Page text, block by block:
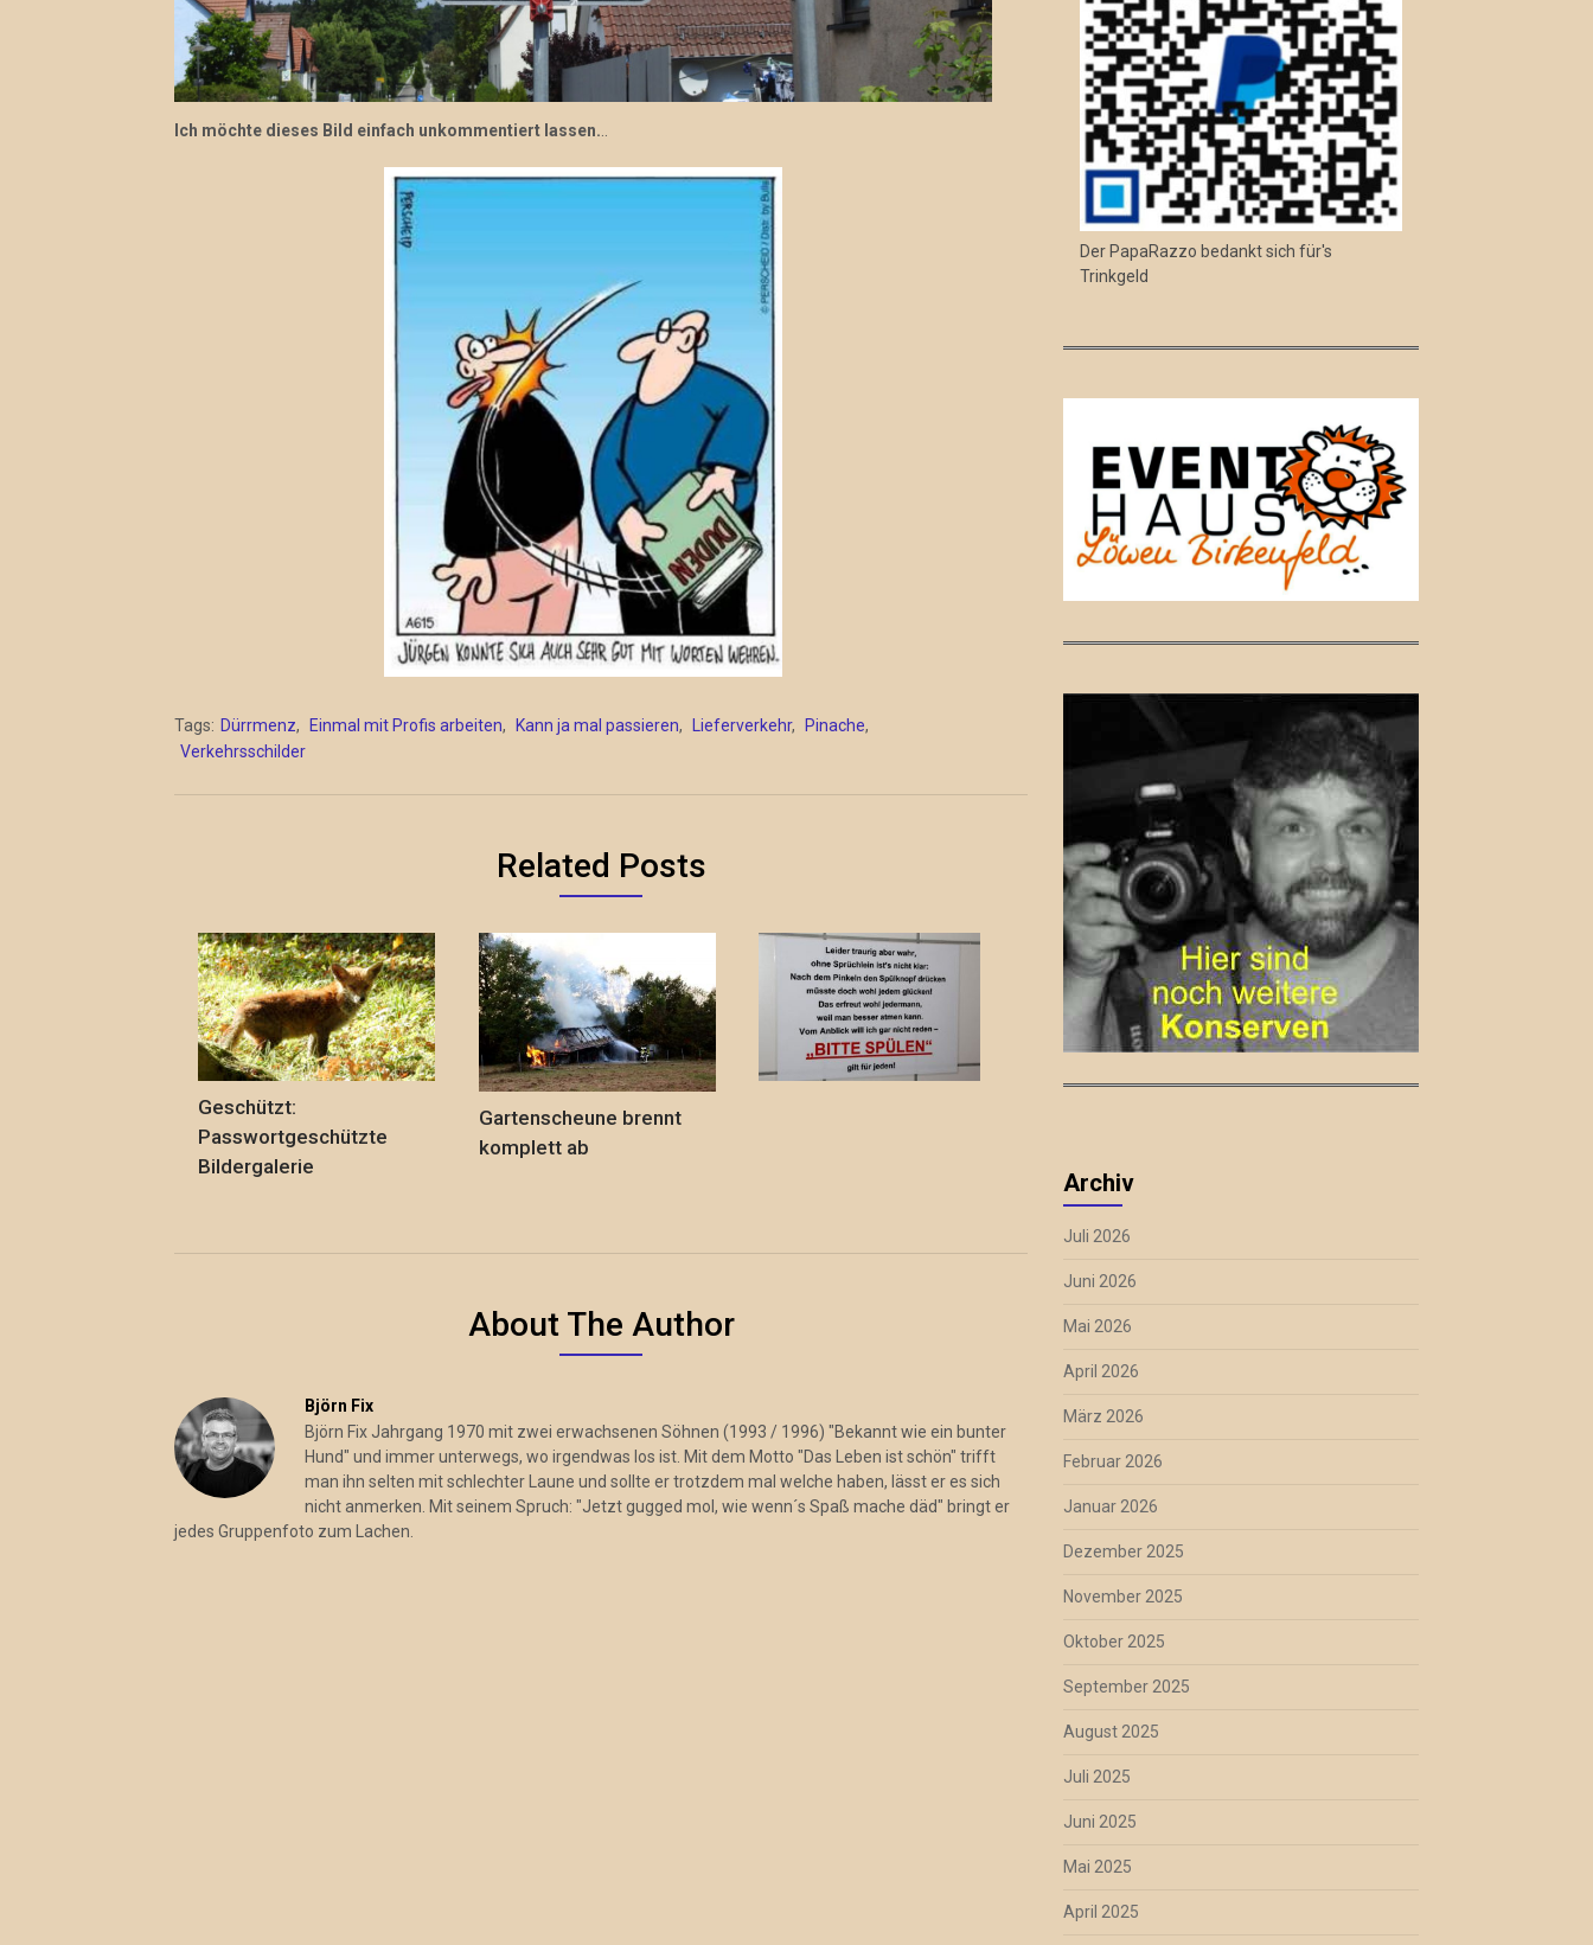
Ich möchte dieses Bild einfach unkommentiert lassen...
Tags: Dürrmenz, Einmal mit Profis arbeiten, Kann ja mal passieren, Lieferverkehr, Pinache,
Verkehrsschilder
Related Posts
Geschützt:
Passwortgeschützte
Bildergalerie
Gartenscheune brennt
komplett ab
About The Author
Björn Fix
Björn Fix Jahrgang 1970 mit zwei erwachsenen Söhnen (1993 / 1996) "Bekannt wie ein bunter
Hund" und immer unterwegs, wo irgendwas los ist. Mit dem Motto "Das Leben ist schön" trifft
man ihn selten mit schlechter Laune und sollte er trotzdem mal welche haben, lässt er es sich
nicht anmerken. Mit seinem Spruch: "Jetzt gugged mol, wie wenn´s Spaß mache däd" bringt er
jedes Gruppenfoto zum Lachen.
Der PapaRazzo bedankt sich für's
Trinkgeld
Archiv
Juli 2026
Juni 2026
Mai 2026
April 2026
März 2026
Februar 2026
Januar 2026
Dezember 2025
November 2025
Oktober 2025
September 2025
August 2025
Juli 2025
Juni 2025
Mai 2025
April 2025